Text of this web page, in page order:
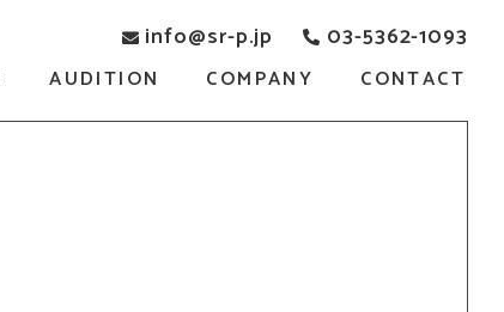
info@sr-p.jp 03-5362-1093
AUDITION COMPANY CONTACT